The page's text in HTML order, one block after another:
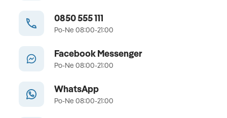
0850 555 111
Po-Ne 08:00-21:00
Facebook Messenger
Po-Ne 08:00-21:00
WhatsApp
Po-Ne 08:00-21:00